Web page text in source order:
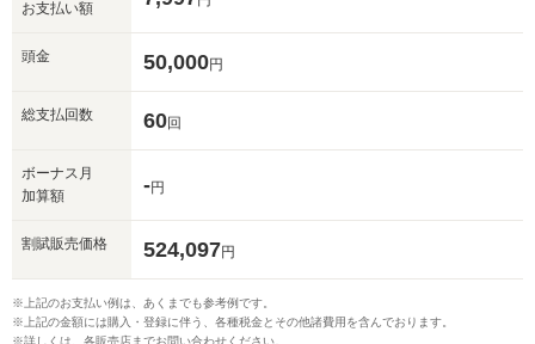
お支払い額
頭金 50,000円
総支払回数 60回
ボーナス月
加算額
-円
割賦販売価格 524,097円
※上記のお支払い例は、あくまでも参考例です。
※上記の金額には購入・登録に伴う、各種税金とその他諸費用を含んでおります。
※詳しくは、各販売店までお問い合わせください。